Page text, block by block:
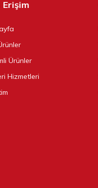
Erişim
Ürünler
Hizmetleri